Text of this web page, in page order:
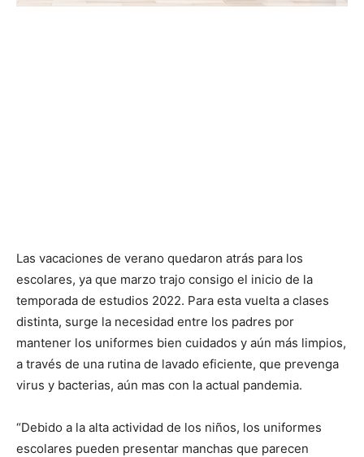
Las vacaciones de verano quedaron atrás para los
escolares, ya que marzo trajo consigo el inicio de la
temporada de estudios 2022. Para esta vuelta a clases
distinta, surge la necesidad entre los padres por
mantener los uniformes bien cuidados y aún más limpios,
a través de una rutina de lavado eficiente, que prevenga
virus y bacterias, aún mas con la actual pandemia.
“Debido a la alta actividad de los niños, los uniformes
escolares pueden presentar manchas que parecen